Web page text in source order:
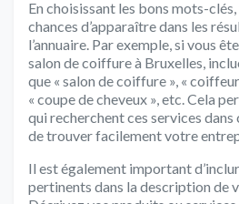
En choisissant les bons mots-
chances d’apparaître dans les
l’annuaire. Par exemple, si vous
salon de coiffure à Bruxelles,
que « salon de coiffure », «
« coupe de cheveux », etc. Cela
qui recherchent ces services
de trouver facilement votre
Il est également important
pertinents dans la description de